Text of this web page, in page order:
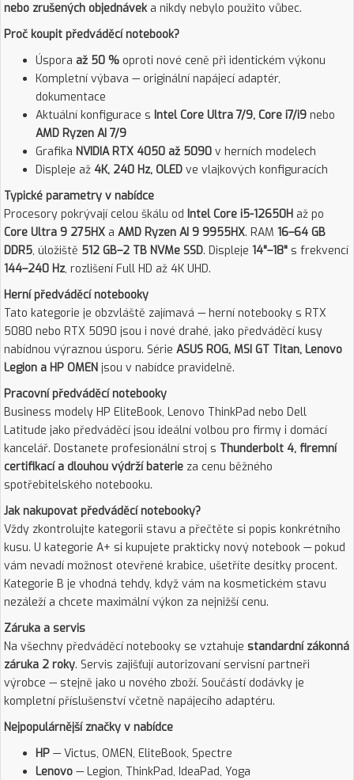
nebo zrušených objednáveka nikdy nebylo použito vůbec.
Proč koupit předváděcí notebook?
Úspora až 50 % oproti nové ceně při identickém výkonu
Kompletní výbava — originální napájecí adaptér,
dokumentace
Aktuální konfigurace s Intel Core Ultra 7/9, Core i7/i9 nebo
AMD Ryzen AI 7/9
Grafika NVIDIA RTX 4050 až 5090 v herních modelech
Displeje až 4K, 240 Hz, OLED ve vlajkových konfiguracích
Typické parametry v nabídce
Procesory pokrývají celou škálu od Intel Core i5-12650H až po
Core Ultra 9 275HX a AMD Ryzen AI 9 9955HX. RAM 16–64 GB
DDR5, úložiště 512 GB–2 TB NVMe SSD. Displeje 14"–18" s frekvencí
144–240 Hz, rozlišení Full HD až 4K UHD.
Herní předváděcí notebooky
Tato kategorie je obzvláště zajímavá — herní notebooky s RTX
5080 nebo RTX 5090 jsou i nové drahé, jako předváděcí kusy
nabídnou výraznou úsporu. Série ASUS ROG, MSI GT Titan, Lenovo
Legion a HP OMEN jsou v nabídce pravidelně.
Pracovní předváděcí notebooky
Business modely HP EliteBook, Lenovo ThinkPad nebo Dell
Latitude jako předváděcí jsou ideální volbou pro firmy i domácí
kancelář. Dostanete profesionální stroj s Thunderbolt 4, firemní
certifikací a dlouhou výdrží baterie za cenu běžného
spotřebitelského notebooku.
Jak nakupovat předváděcí notebooky?
Vždy zkontrolujte kategorii stavu a přečtěte si popis konkrétního
kusu. U kategorie A+ si kupujete prakticky nový notebook — pokud
vám nevadí možnost otevřené krabice, ušetříte desítky procent.
Kategorie B je vhodná tehdy, když vám na kosmetickém stavu
nezáleží a chcete maximální výkon za nejnižší cenu.
Záruka a servis
Na všechny předváděcí notebooky se vztahuje standardní zákonná
záruka 2 roky. Servis zajišťují autorizovaní servisní partneři
výrobce — stejně jako u nového zboží. Součástí dodávky je
kompletní příslušenství včetně napájecího adaptéru.
Nejpopulárnější značky v nabídce
HP — Victus, OMEN, EliteBook, Spectre
Lenovo — Legion, ThinkPad, IdeaPad, Yoga